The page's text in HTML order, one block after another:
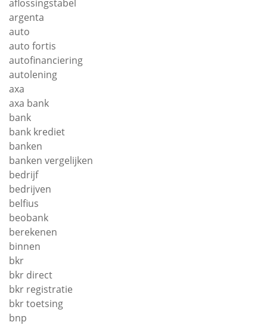
aflossingstabel
argenta
auto
auto fortis
autofinanciering
autolening
axa
axa bank
bank
bank krediet
banken
banken vergelijken
bedrijf
bedrijven
belfius
beobank
berekenen
binnen
bkr
bkr direct
bkr registratie
bkr toetsing
bnp